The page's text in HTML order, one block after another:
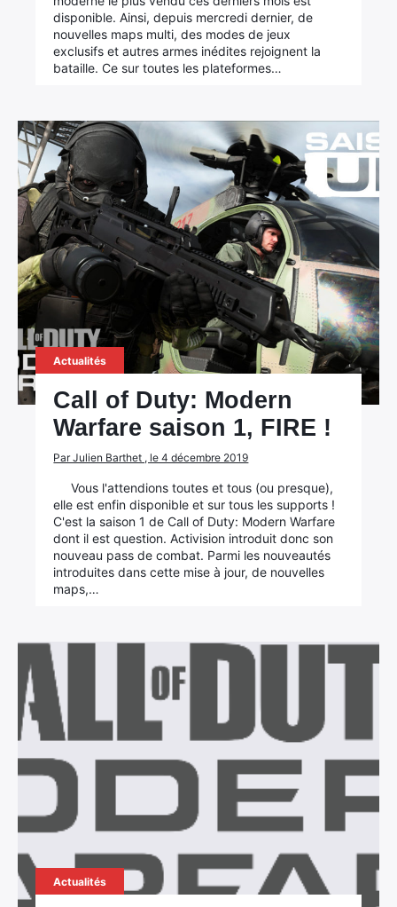
disponible. Ainsi, depuis mercredi dernier, de
nouvelles maps multi, des modes de jeux
exclusifs et autres armes inédites rejoignent la
bataille. Ce sur toutes les plateformes…
Actualités
Call of Duty: Modern
Warfare saison 1, FIRE !
Par Julien Barthet , le 4 décembre 2019
Vous l'attendions toutes et tous (ou presque),
elle est enfin disponible et sur tous les supports !
C'est la saison 1 de Call of Duty: Modern Warfare
dont il est question. Activision introduit donc son
nouveau pass de combat. Parmi les nouveautés
introduites dans cette mise à jour, de nouvelles
maps,…
Actualités